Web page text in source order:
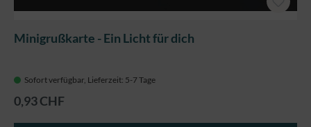
Minigrußkarte - Ein Licht für dich
Sofort verfügbar, Lieferzeit: 5-7 Tage
0,93 CHF